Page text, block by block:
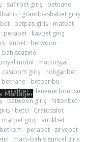
Manager
· safirbet giriş · betnano
· grandpashabet giriş
· betpas giriş · matbet
· perabet · kavbet giriş ·
· enbet · betwoon ·
bahiscasino ·
mobil · matsosyal ·
casibom giriş · holiganbet
betnano · betparibu ·
·tarafbet·deneme bonusu
·betwoon giriş · hiltonbet ·
· betci · Cratosslot ·
matbet giriş · antikbet ·
betkom · perabet · zirvebet
· mars-bahis güncel giriş